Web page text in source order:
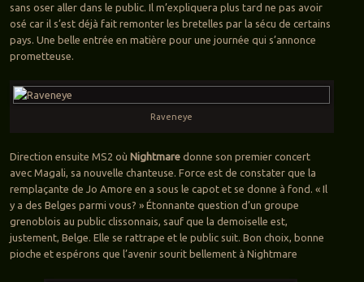
sans oser aller dans le public. Il m’expliquera plus tard ne pas avoir
osé car il s’est déjà fait remonter les bretelles par la sécu de certains
pays. Une belle entrée en matière pour une journée qui s’annonce
prometteuse.
Raveneye
Direction ensuite MS2 où Nightmaredonne son premier concert
avec Magali, sa nouvelle chanteuse. Force est de constater que la
remplaçante de Jo Amore en a sous le capot et se donne à fond. « Il
y a des Belges parmi vous? » Étonnante question d’un groupe
grenoblois au public clissonnais, sauf que la demoiselle est,
justement, Belge. Elle se rattrape et le public suit. Bon choix, bonne
pioche et espérons que l’avenir sourit bellement à Nightmare